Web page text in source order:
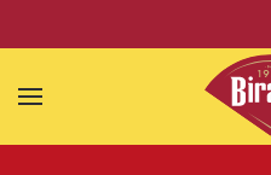
Skip to main content